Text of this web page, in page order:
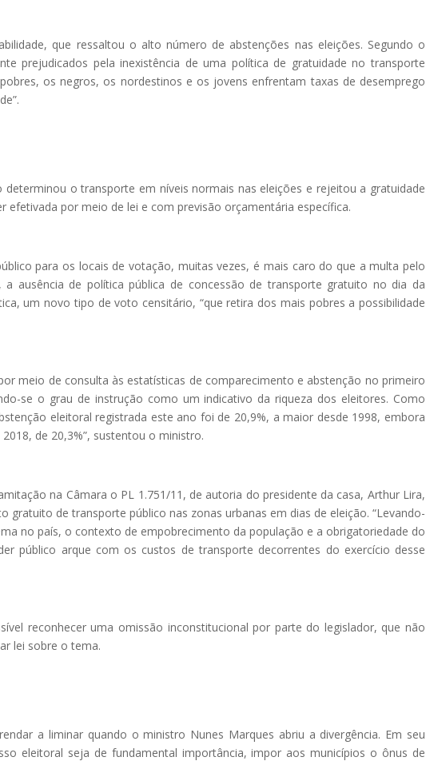
que ressaltou o alto número de abstenções nas eleições. Segundo o
prejudicados pela inexistência de uma política de gratuidade no transporte
os negros, os nordestinos e os jovens enfrentam taxas de desemprego
o transporte em níveis normais nas eleições e rejeitou a gratuidade
efetivada por meio de lei e com previsão orçamentária específica.
para os locais de votação, muitas vezes, é mais caro do que a multa pelo
ausência de política pública de concessão de transporte gratuito no dia da
um novo tipo de voto censitário, “que retira dos mais pobres a possibilidade
meio de consulta às estatísticas de comparecimento e abstenção no primeiro
se o grau de instrução como um indicativo da riqueza dos eleitores. Como
eleitoral registrada este ano foi de 20,9%, a maior desde 1998, embora
de 20,3%”, sustentou o ministro.
na Câmara o PL 1.751/11, de autoria do presidente da casa, Arthur Lira,
gratuito de transporte público nas zonas urbanas em dias de eleição. “Levando-
no país, o contexto de empobrecimento da população e a obrigatoriedade do
público arque com os custos de transporte decorrentes do exercício desse
reconhecer uma omissão inconstitucional por parte do legislador, que não
lei sobre o tema.
a liminar quando o ministro Nunes Marques abriu a divergência. Em seu
eleitoral seja de fundamental importância, impor aos municípios o ônus de